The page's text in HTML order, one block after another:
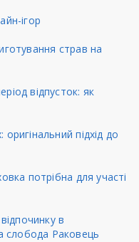
ігор
страв на
відпусток: як
підхід до
потрібна для участі
в
слобода Раковець